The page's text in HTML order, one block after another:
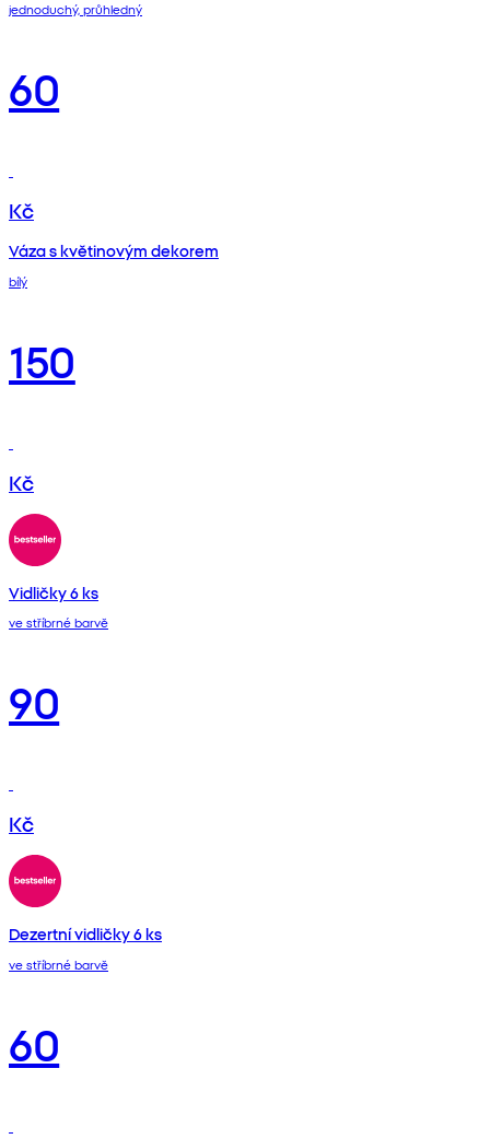
jednoduchý, průhledný
60
Kč
Váza s květinovým dekorem
bílý
150
Kč
Vidličky 6 ks
ve stříbrné barvě
90
Kč
Dezertní vidličky 6 ks
ve stříbrné barvě
60